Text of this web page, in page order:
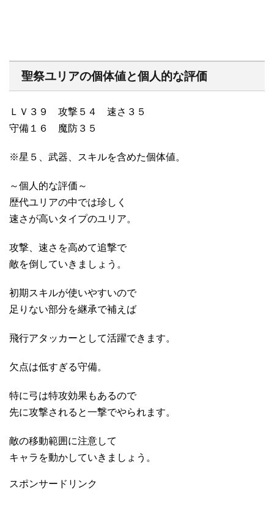
聖祭ユリアの個体値と個人的な評価
ＬＶ３９ 攻撃５４ 速さ３５
守備１６ 魔防３５
※星５、武器、スキルを含めた個体値。
～個人的な評価～
歴代ユリアの中では珍しく
速さが高いタイプのユリア。
攻撃、速さを高めて追撃で
敵を倒していきましょう。
初期スキルが使いやすいので
足りない部分を継承で補えば
飛行アタッカーとして活躍できます。
欠点は低すぎる守備。
特に弓は特攻効果もあるので
先に攻撃されると一撃でやられます。
敵の移動範囲に注意して
キャラを動かしていきましょう。
スポンサードリンク